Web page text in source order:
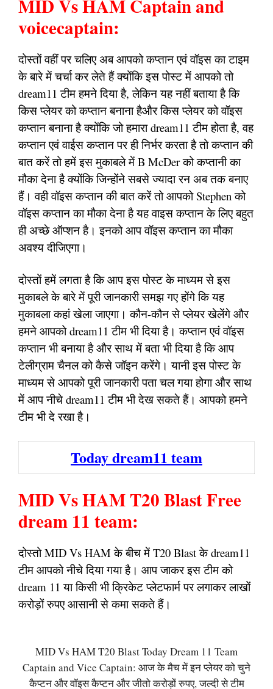
MID Vs HAM Captain and
voicecaptain:
दोस्तों वहीं पर चलिए अब आपको कप्तान एवं वॉइस का टाइम
के बारे में चर्चा कर लेते हैं क्योंकि इस पोस्ट में आपको तो
dream11 टीम हमने दिया है, लेकिन यह नहीं बताया है कि
किस प्लेयर को कप्तान बनाना हैऔर किस प्लेयर को वॉइस
कप्तान बनाना है क्योंकि जो हमारा dream11 टीम होता है, वह
कप्तान एवं वाईस कप्तान पर ही निर्भर करता है तो कप्तान की
बात करें तो हमें इस मुकाबले में B McDer को कप्तानी का
मौका देना है क्योंकि जिन्होंने सबसे ज्यादा रन अब तक बनाए
हैं। वही वॉइस कप्तान की बात करें तो आपको Stephen को
वॉइस कप्तान का मौका देना है यह वाइस कप्तान के लिए बहुत
ही अच्छे ऑप्शन है। इनको आप वॉइस कप्तान का मौका
अवश्य दीजिएगा।
दोस्तों हमें लगता है कि आप इस पोस्ट के माध्यम से इस
मुकाबले के बारे में पूरी जानकारी समझ गए होंगे कि यह
मुकाबला कहां खेला जाएगा। कौन-कौन से प्लेयर खेलेंगे और
हमने आपको dream11 टीम भी दिया है। कप्तान एवं वॉइस
कप्तान भी बनाया है और साथ में बता भी दिया है कि आप
टेलीग्राम चैनल को कैसे जॉइन करेंगे। यानी इस पोस्ट के
माध्यम से आपको पूरी जानकारी पता चल गया होगा और साथ
में आप नीचे dream11 टीम भी देख सकते हैं। आपको हमने
टीम भी दे रखा है।
Today dream11 team
MID Vs HAM T20 Blast Free
dream 11 team:
दोस्तो MID Vs HAM के बीच में T20 Blast के dream11
टीम आपको नीचे दिया गया है। आप जाकर इस टीम को
dream 11 या किसी भी क्रिकेट प्लेटफार्म पर लगाकर लाखों
करोड़ों रुपए आसानी से कमा सकते हैं।
MID Vs HAM T20 Blast Today Dream 11 Team
Captain and Vice Captain: आज के मैच में इन प्लेयर को चुने
कैप्टन और वॉइस कैप्टन और जीतो करोड़ों रुपए, जल्दी से टीम